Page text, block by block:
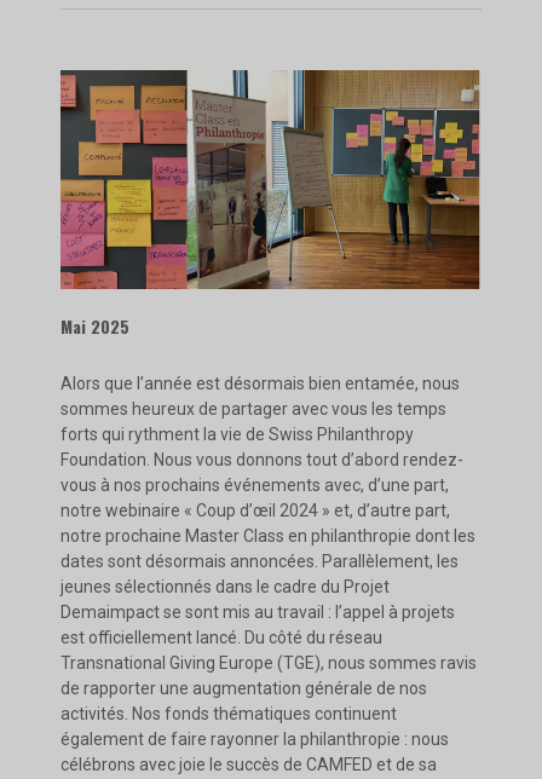
Mai 2025
Alors que l’année est désormais bien entamée, nous
sommes heureux de partager avec vous les temps
forts qui rythment la vie de Swiss Philanthropy
Foundation. Nous vous donnons tout d’abord rendez-
vous à nos prochains événements avec, d’une part,
notre webinaire « Coup d’œil 2024 » et, d’autre part,
notre prochaine Master Class en philanthropie dont les
dates sont désormais annoncées. Parallèlement, les
jeunes sélectionnés dans le cadre du Projet
Demaimpact se sont mis au travail : l’appel à projets
est officiellement lancé. Du côté du réseau
Transnational Giving Europe (TGE), nous sommes ravis
de rapporter une augmentation générale de nos
activités. Nos fonds thématiques continuent
également de faire rayonner la philanthropie : nous
célébrons avec joie le succès de CAMFED et de sa